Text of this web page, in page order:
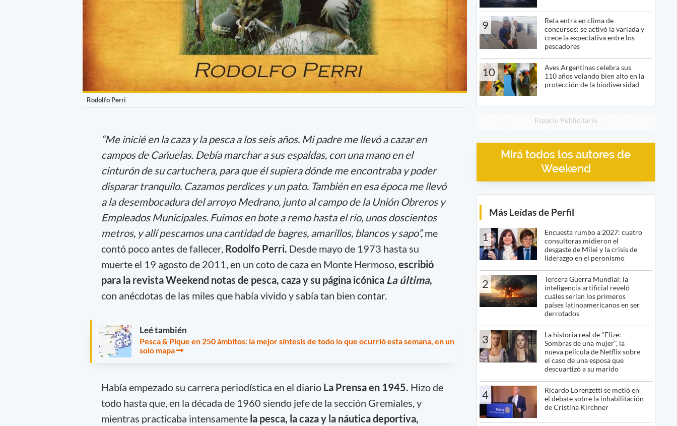
Rodolfo Perri
“Me inicié en la caza y la pesca a los seis años. Mi padre me llevó a cazar en
campos de Cañuelas. Debía marchar a sus espaldas, con una mano en el
cinturón de su cartuchera, para que él supiera dónde me encontraba y poder
disparar tranquilo. Cazamos perdices y un pato. También en esa época me llevó
a la desembocadura del arroyo Medrano, junto al campo de la Unión Obreros y
Empleados Municipales. Fuimos en bote a remo hasta el río, unos doscientos
metros, y allí pescamos una cantidad de bagres, amarillos, blancos y sapo”,me
contó poco antes de fallecer, Rodolfo Perri. Desde mayo de 1973 hasta su
muerte el 19 agosto de 2011, en un coto de caza en Monte Hermoso, escribió
para la revista Weekend notas de pesca, caza y su página icónica La última,
con anécdotas de las miles que había vivido y sabía tan bien contar.
Leé también
Pesca & Pique en 250 ámbitos: la mejor síntesis de todo lo que ocurrió esta semana, en un
solo mapa
Había empezado su carrera periodística en el diarioLa Prensa en 1945. Hizo de
todo hasta que, en la década de 1960 siendo jefe de la sección Gremiales, y
mientras practicaba intensamente la pesca, la caza y la náutica deportiva,
9
Reta entra en clima de
concursos: se activó la variada y
crece la expectativa entre los
pescadores
10
Aves Argentinas celebra sus
110 años volando bien alto en la
protección de la biodiversidad
Espacio Publicitario
Mirá todos los autores de
Weekend
Más Leídas de Perfil
1
Encuesta rumbo a 2027: cuatro
consultoras midieron el
desgaste de Milei y la crisis de
liderazgo en el peronismo
2
Tercera Guerra Mundial: la
inteligencia artificial reveló
cuáles serían los primeros
países latinoamericanos en ser
derrotados
3
La historia real de "Elize:
Sombras de una mujer", la
nueva película de Netflix sobre
el caso de una esposa que
descuartizó a su marido
4
Ricardo Lorenzetti se metió en
el debate sobre la inhabilitación
de Cristina Kirchner